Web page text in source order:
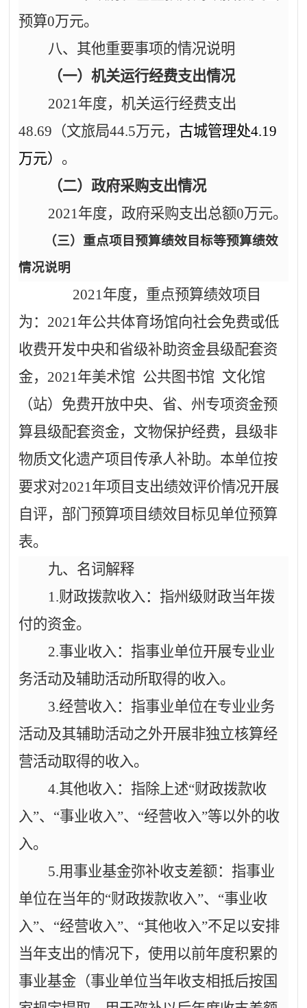
预算0万元。
八、其他重要事项的情况说明
（一）机关运行经费支出情况
2021 年度，机关运行经费支出
48.69 （文旅局44.5万元， 古城管理处4.19
万元） 。
（二）政府采购支出情况
2021 年度，政府采购支出总额0万元。
（三） 重点项目预算绩效目标等预算绩效
情况说明
2021 年度，重点预算绩效项目
为： 2021 年公共体育场馆向社会免费或低
收费开发中央和省级补助资金县级配套资
金， 2021 年美术馆 公共图书馆 文化馆
（站）免费开放中央、省、州专项资金预
算县级配套资金，文物保护经费，县级非
物质文化遗产项目传承人补助。 本单位按
要求对2021 年项目支出绩效评价情况开展
自评，部门预算项目绩效目标见单位预算
表。
九、名词解释
1.财政拨款收入：指州级财政当年拨
付的资金。
2.事业收入：指事业单位开展专业业
务活动及辅助活动所取得的收入。
3.经营收入：指事业单位在专业业务
活动及其辅助活动之外开展非独立核算经
营活动取得的收入。
4.其他收入：指除上述“财政拨款收
入”、“事业收入”、“经营收入”等以外的收
入。
5.用事业基金弥补收支差额：指事业
单位在当年的“财政拨款收入”、“事业收
入”、“经营收入”、“其他收入”不足以安排
当年支出的情况下，使用以前年度积累的
事业基金（事业单位当年收支相抵后按国